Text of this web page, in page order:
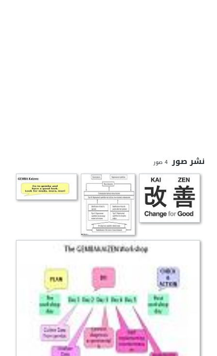
نشر صور 4 صور